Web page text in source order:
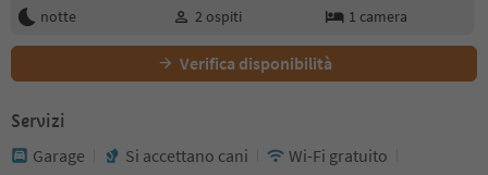
notte
2 ospiti 1 camera
Verifica disponibilità
Servizi
Garage Si accettano cani
Wi-Fi gratuito